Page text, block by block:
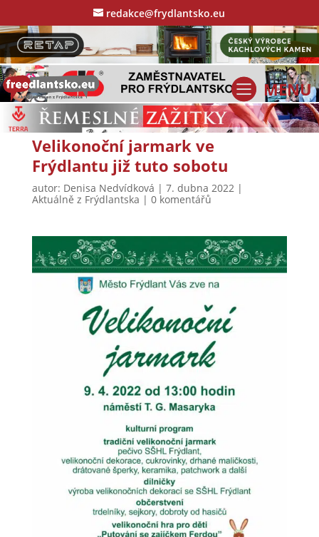
redakce@frydlantsko.eu
Velikonoční jarmark ve
Frýdlantu již tuto sobotu
autor: Denisa Nedvídková | 7. dubna 2022 |
Aktuálně z Frýdlantska | 0 komentářů